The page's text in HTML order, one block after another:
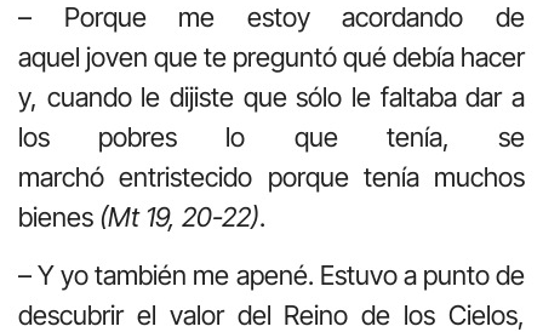
– Porque me estoy acordando de
aquel joven que te preguntó qué debía hacer
y, cuando le dijiste que sólo le faltaba dar a
los pobres lo que tenía, se
marchó entristecido porque tenía muchos
bienes (Mt 19, 20-22).
– Y yo también me apené. Estuvo a punto de
descubrir el valor del Reino de los Cielos,